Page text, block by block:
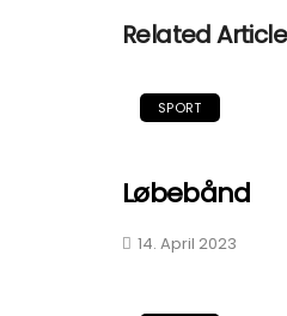
Related
SPORT
Løbebånd
14. April 2023